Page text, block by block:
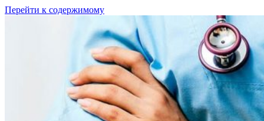
Перейти к содержимому